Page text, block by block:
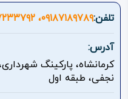
بیستون
روستاهای
هدف
اقامتگاه
تلفن:۰۹۱۸۷۱۸۹۷۸۹، ۰۸۳۳۷۲۳۳۷۹۲
آدرس:
کرمانشاه، پارکینگ
نجفی، طبقه اول